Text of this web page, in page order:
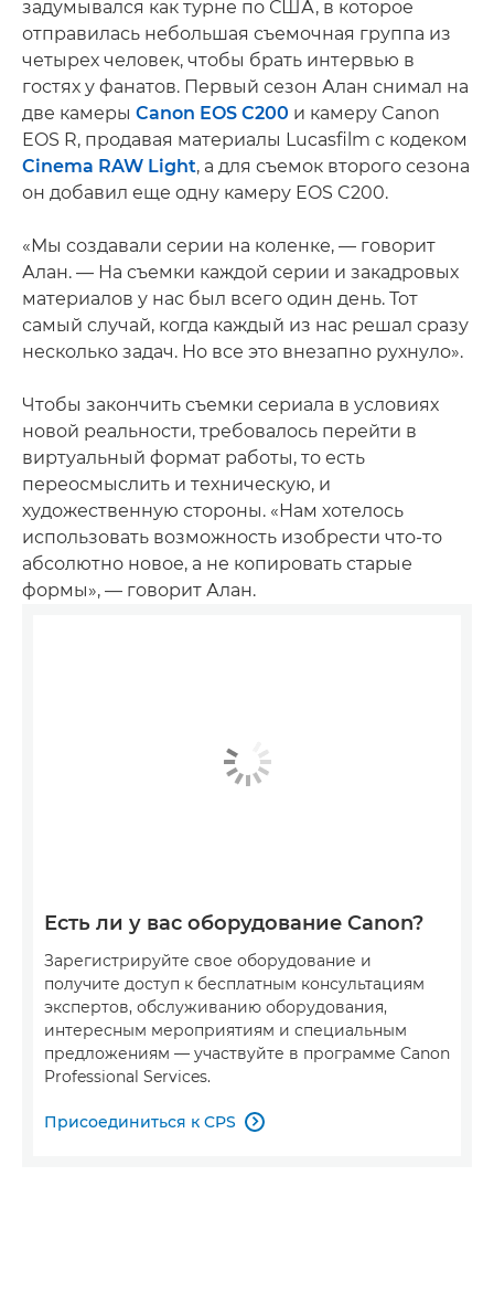
задумывался как турне по США, в которое
отправилась небольшая съемочная группа из
четырех человек, чтобы брать интервью в
гостях у фанатов. Первый сезон Алан снимал на
две камеры Canon EOS C200 и камеру Canon
EOS R, продавая материалы Lucasfilm с кодеком
Cinema RAW Light, а для съемок второго сезона
он добавил еще одну камеру EOS C200.
«Мы создавали серии на коленке, — говорит
Алан. — На съемки каждой серии и закадровых
материалов у нас был всего один день. Тот
самый случай, когда каждый из нас решал сразу
несколько задач. Но все это внезапно рухнуло».
Чтобы закончить съемки сериала в условиях
новой реальности, требовалось перейти в
виртуальный формат работы, то есть
переосмыслить и техническую, и
художественную стороны. «Нам хотелось
использовать возможность изобрести что-то
абсолютно новое, а не копировать старые
формы», — говорит Алан.
Есть ли у вас оборудование Canon?
Зарегистрируйте свое оборудование и
получите доступ к бесплатным консультациям
экспертов, обслуживанию оборудования,
интересным мероприятиям и специальным
предложениям — участвуйте в программе Canon
Professional Services.
Присоединиться к CPS 